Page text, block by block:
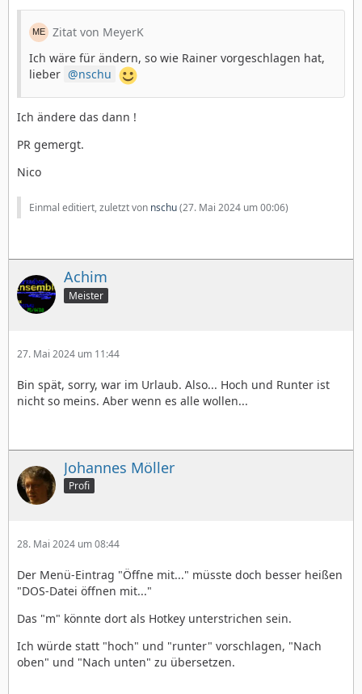
Zitat von MeyerK
Ich wäre für ändern, so wie Rainer vorgeschlagen hat,
lieber
nschu
Ich ändere das dann !
PR gemergt.
Nico
Einmal editiert, zuletzt von nschu(27. Mai 2024 um 00:06)
Achim
Meister
27. Mai 2024 um 11:44
Bin spät, sorry, war im Urlaub. Also... Hoch und Runter ist
nicht so meins. Aber wenn es alle wollen...
Johannes Möller
Profi
28. Mai 2024 um 08:44
Der Menü-Eintrag "Öffne mit..." müsste doch besser heißen
"DOS-Datei öffnen mit..."
Das "m" könnte dort als Hotkey unterstrichen sein.
Ich würde statt "hoch" und "runter" vorschlagen, "Nach
oben" und "Nach unten" zu übersetzen.